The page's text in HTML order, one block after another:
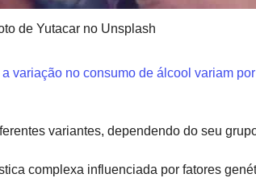
de Yutacar no Unsplash
variação no consumo de álcool variam
variantes, dependendo do seu
complexa influenciada por fatores